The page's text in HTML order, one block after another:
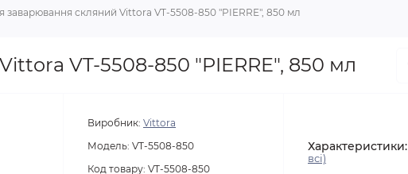
заварювання скляний Vittora VT-5508-850 "PIERRE", 850 мл
VT-5508-850 "PIERRE", 850 мл
Виробник: Vittora
Модель: VT-5508-850
Код товару: VT-5508-850
Характеристики:
всі)